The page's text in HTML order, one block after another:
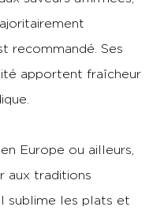
recommandé. Ses
apportent fraîcheur
Europe ou ailleurs,
aux traditions
sublime les plats et